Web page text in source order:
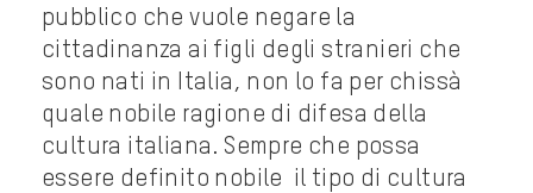
pubblico che vuole negare la
cittadinanza ai figli degli stranieri che
sono nati in Italia, non lo fa per chissà
quale nobile ragione di difesa della
cultura italiana. Sempre che possa
essere definito nobile il tipo di cultura